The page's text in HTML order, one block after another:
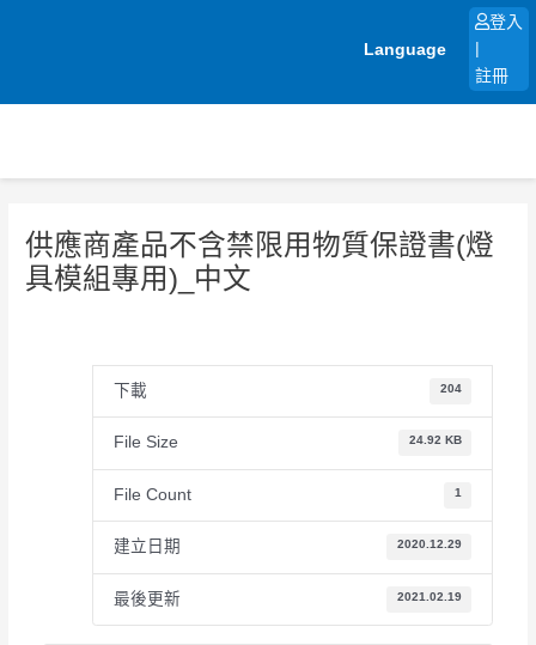
Language
登入
註冊
供應商產品不含禁限用物質保證書(燈
具模組專用)_中文
下載 204
File Size 24.92 KB
File Count 1
建立日期 2020.12.29
最後更新 2021.02.19